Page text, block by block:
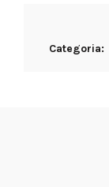
Categoria: